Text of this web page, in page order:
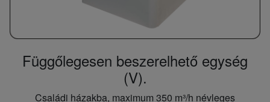
Függőlegesen beszerelhető egység
(V).
Családi házakba, maximum 350 m³/h névleges